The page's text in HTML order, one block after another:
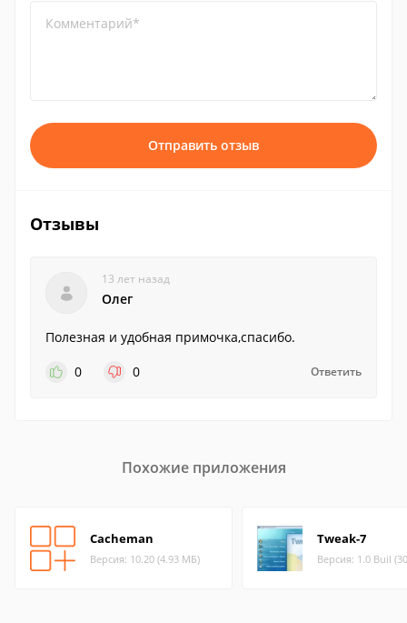
Комментарий*
Отправить отзыв
Отзывы
13 лет назад
Олег
Полезная и удобная примочка,спасибо.
0
0 Ответить
Похожие приложения
Cacheman
Версия: 10.20 (4.93 МБ)
Tweak-7
Версия: 1.0 Buil